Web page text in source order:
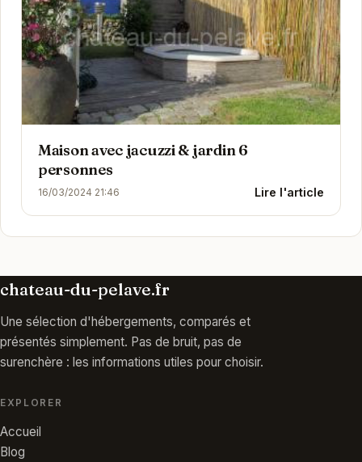
Maison avec jacuzzi & jardin 6
personnes
16/03/2024 21:46 Lire l'article
chateau-du-pelave.fr
Une sélection d'hébergements, comparés et
présentés simplement. Pas de bruit, pas de
surenchère : les informations utiles pour choisir.
EXPLORER
Accueil
Blog